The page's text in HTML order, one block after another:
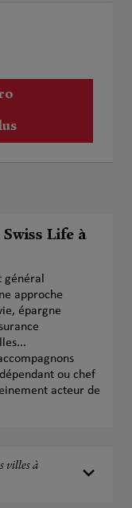
Life à
général
approche
épargne
ou chef
acteur de
villes à